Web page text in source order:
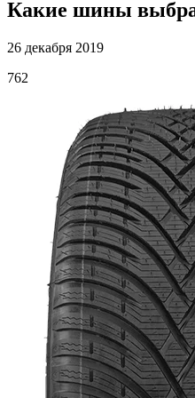
Какие шины
26 декабря 2019
762